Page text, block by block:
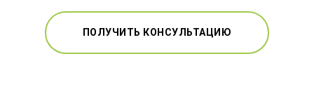
ПОЛУЧИТЬ КОНСУЛЬТАЦИЮ